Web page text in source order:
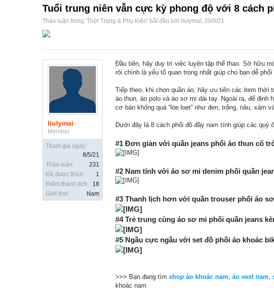
Tuổi trung niên vẫn cực kỳ phong độ với 8 cách
Thảo luận trong 'Thời Trang & Phụ Kiện' bắt đầu bởi liulymai, 20/9/21.
liulymai
Member
Tham gia ngày:
8/5/21
Thảo luận:
231
Đã được thích:
1
Điểm thành tích:
18
Giới tính:
Nam
Đầu tiên, hãy duy trì việc luyện tập thể thao. Sở hữu
rỏi chính là yếu tố quan trọng nhất giúp cho bạn dễ
Tiếp theo, khi chọn quần áo, hãy ưu tiên các item thời
áo thun, áo polo và áo sơ mi dài tay. Ngoài ra, để
cơ bản không quá “lòe loẹt” như đen, trắng, nâu, xám
Dưới đây là 8 cách phối đồ đầy nam tính giúp các quý
#1 Đơn giản với quần jeans phối áo thun cổ
#2 Nam tính với áo sơ mi denim phối quần
#3 Thanh lịch hơn với quần trouser phối áo
#4 Trẻ trung cùng áo sơ mi phối quần jeans
#5 Ngầu cực ngầu với set đồ phối áo khoác
>>> Bạn đang tìm shop áo khoác nam, áo vest nam,
khoác nam